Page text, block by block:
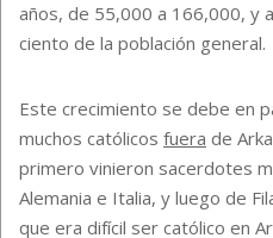
años, de 55,000 a 166,000, y
ciento de la población general.
Este crecimiento se debe en
muchos católicos fuera de
primero vinieron sacerdotes
Alemania e Italia, y luego de
que era difícil ser católico en